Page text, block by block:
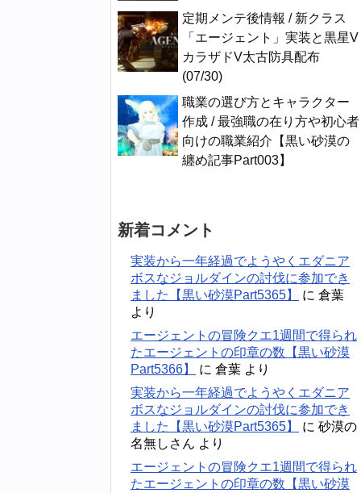
定期メンテ後情報 / 新クラス
「エージェント」実装と黒星V
カラザドV太古防具配布
(07/30)
職業の選び方とキャラクター
作成 / 最強職の在り方や初心者
向けの職業紹介【黒い砂漠の
纏め記事Part003】
新着コメント
実装から一年経過でようやくエダニア
ボスなジョルダインの討伐に参加でき
ました【黒い砂漠Part5365】
に 倉葉
より
エージェントの冒険クエ1週間で得られ
たエージェントの印章の数【黒い砂漠
Part5366】
に 倉葉 より
実装から一年経過でようやくエダニア
ボスなジョルダインの討伐に参加でき
ました【黒い砂漠Part5365】
に 砂漠の
名無しさん より
エージェントの冒険クエ1週間で得られ
たエージェントの印章の数【黒い砂漠